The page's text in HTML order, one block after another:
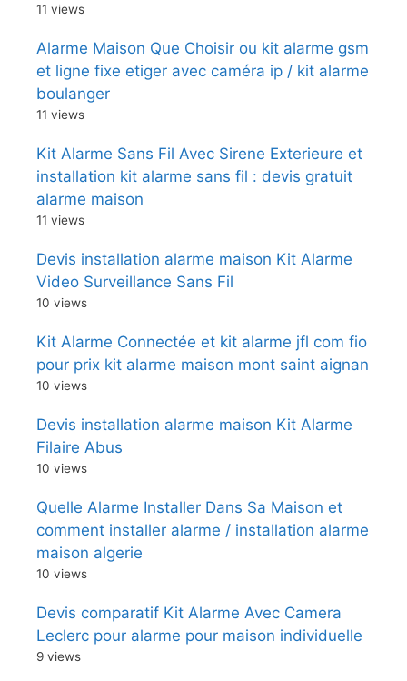
11 views
Alarme Maison Que Choisir ou kit alarme gsm
et ligne fixe etiger avec caméra ip / kit alarme
boulanger
11 views
Kit Alarme Sans Fil Avec Sirene Exterieure et
installation kit alarme sans fil : devis gratuit
alarme maison
11 views
Devis installation alarme maison Kit Alarme
Video Surveillance Sans Fil
10 views
Kit Alarme Connectée et kit alarme jfl com fio
pour prix kit alarme maison mont saint aignan
10 views
Devis installation alarme maison Kit Alarme
Filaire Abus
10 views
Quelle Alarme Installer Dans Sa Maison et
comment installer alarme / installation alarme
maison algerie
10 views
Devis comparatif Kit Alarme Avec Camera
Leclerc pour alarme pour maison individuelle
9 views